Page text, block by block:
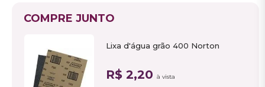
COMPRE JUNTO
Lixa d'água grão 400 Norton
R$ 2,20 à vista